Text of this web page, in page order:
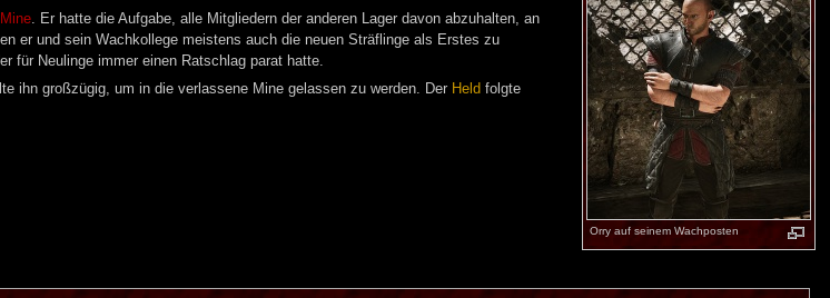
Orry auf seinem Wachposten
. Er hatte die Aufgabe, alle Mitgliedern der anderen Lager davon abzuhalten, an
er und sein Wachkollege meistens auch die neuen Sträflinge als Erstes zu
für Neulinge immer einen Ratschlag parat hatte.
ihn großzügig, um in die verlassene Mine gelassen zu werden. Der Held folgte